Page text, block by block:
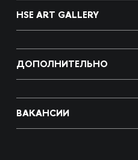
HSE ART GALLERY
ДОПОЛНИТЕЛЬНО
ВАКАНСИИ